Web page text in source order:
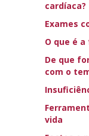
cardíaca?
Exames
O que é a
De que
com o
vida
Beber álcool em
pode ter um
de desenvolver
Os doentes com
frequentemente
cumprir um
motivação do